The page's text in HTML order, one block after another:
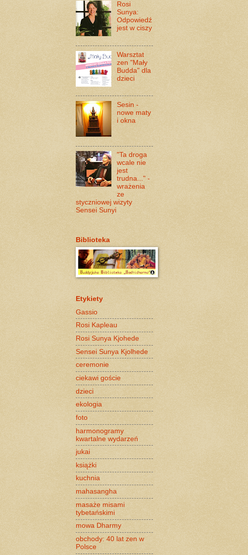
Rosi
Sunya:
Odpowiedź
jest w ciszy
Warsztat
zen "Mały
Budda" dla
dzieci
Sesin -
nowe maty
i okna
"Ta droga
wcale nie
jest
trudna..." -
wrażenia
ze
styczniowej wizyty
Sensei Sunyi
Biblioteka
Etykiety
Gassio
Rosi Kapleau
Rosi Sunya Kjohede
Sensei Sunya Kjolhede
ceremonie
ciekawi goście
dzieci
ekologia
foto
harmonogramy
kwartalne wydarzeń
jukai
książki
kuchnia
mahasangha
masaże misami
tybetańskimi
mowa Dharmy
obchody: 40 lat zen w
Polsce